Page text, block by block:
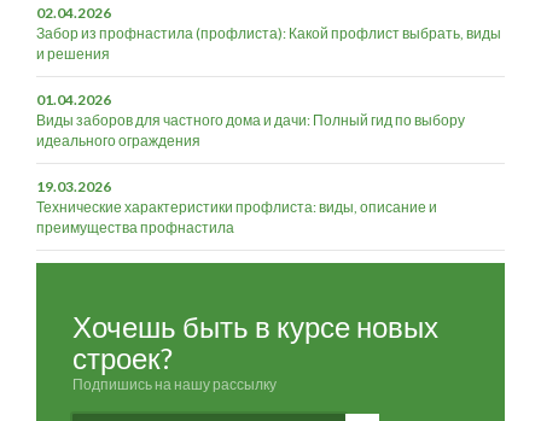
02.04.2026
Забор из профнастила (профлиста): Какой профлист выбрать, виды
и решения
01.04.2026
Виды заборов для частного дома и дачи: Полный гид по выбору
идеального ограждения
19.03.2026
Технические характеристики профлиста: виды, описание и
преимущества профнастила
Хочешь быть в курсе новых
строек?
Подпишись на нашу рассылку